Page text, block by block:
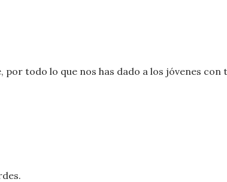
por todo lo que nos has dado a los jóvenes con